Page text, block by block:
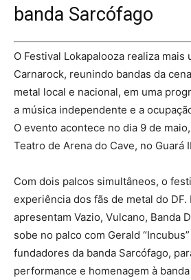
banda Sarcófago
O Festival Lokapalooza realiza mais
Carnarock, reunindo bandas da
metal local e nacional, em uma
a música independente e a
O evento acontece no dia 9 de
Teatro de Arena do Cave, no Guará
Com dois palcos simultâneos, o
experiência dos fãs de metal do
apresentam Vazio, Vulcano, Banda
sobe no palco com Gerald
fundadores da banda Sarcófago,
performance e homenagem à